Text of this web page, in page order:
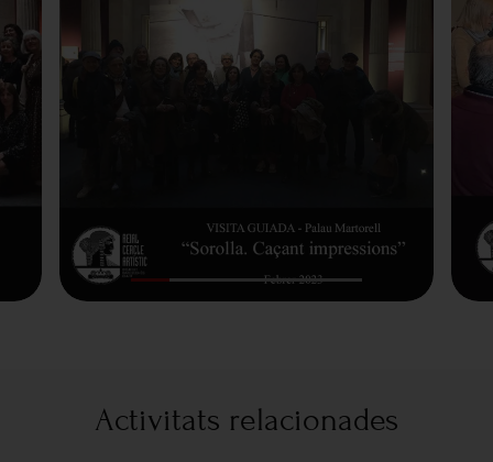
Activitats relacionades